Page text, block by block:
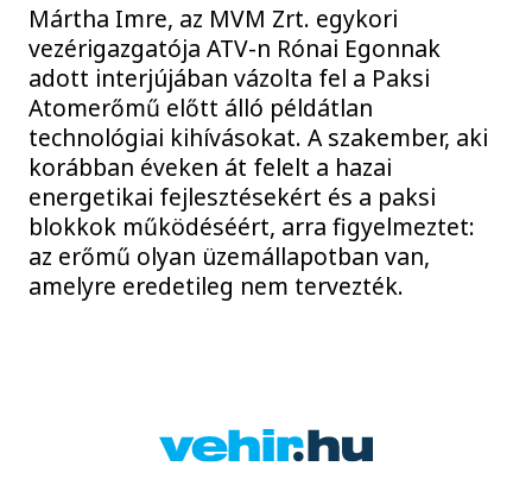
Mártha Imre, az MVM Zrt. egykori
vezérigazgatója ATV-n Rónai Egonnak
adott interjújában vázolta fel a Paksi
Atomerőmű előtt álló példátlan
technológiai kihívásokat. A szakember, aki
korábban éveken át felelt a hazai
energetikai fejlesztésekért és a paksi
blokkok működéséért, arra figyelmeztet:
az erőmű olyan üzemállapotban van,
amelyre eredetileg nem tervezték.